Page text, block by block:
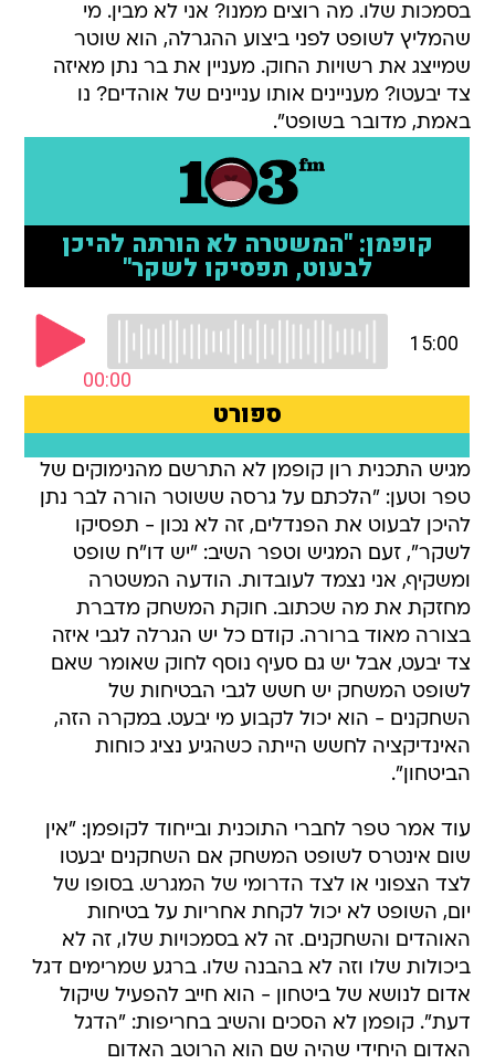
בסמכות שלו. מה רוצים ממנו? אני לא מבין. מי
שהמליץ לשופט לפני ביצוע ההגרלה, הוא שוטר
שמייצג את רשויות החוק. מעניין את בר נתן מאיזה
צד יבעטו? מעניינים אותו עניינים של אוהדים? נו
באמת, מדובר בשופט".
מגיש התכנית רון קופמן לא התרשם מהנימוקים של
טפר וטען: "הלכתם על גרסה ששוטר הורה לבר נתן
להיכן לבעוט את הפנדלים, זה לא נכון - תפסיקו
לשקר", זעם המגיש וטפר השיב: "יש דו"ח שופט
ומשקיף, אני נצמד לעובדות. הודעה המשטרה
מחזקת את מה שכתוב. חוקת המשחק מדברת
בצורה מאוד ברורה. קודם כל יש הגרלה לגבי איזה
צד יבעט, אבל יש גם סעיף נוסף לחוק שאומר שאם
לשופט המשחק יש חשש לגבי הבטיחות של
השחקנים - הוא יכול לקבוע מי יבעט. במקרה הזה,
האינדיקציה לחשש הייתה כשהגיע נציג כוחות
הביטחון".
עוד אמר טפר לחברי התוכנית ובייחוד לקופמן: "אין
שום אינטרס לשופט המשחק אם השחקנים יבעטו
לצד הצפוני או לצד הדרומי של המגרש. בסופו של
יום, השופט לא יכול לקחת אחריות על בטיחות
האוהדים והשחקנים. זה לא בסמכויות שלו, זה לא
ביכולות שלו וזה לא בהבנה שלו. ברגע שמרימים דגל
אדום לנושא של ביטחון - הוא חייב להפעיל שיקול
דעת". קופמן לא הסכים והשיב בחריפות: "הדגל
האדום היחידי שהיה שם הוא הרוטב האדום